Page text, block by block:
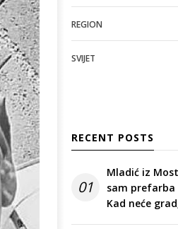
REGION
SVIJET
RECENT POSTS
01
Mladić iz
sam prefarba
Kad neće